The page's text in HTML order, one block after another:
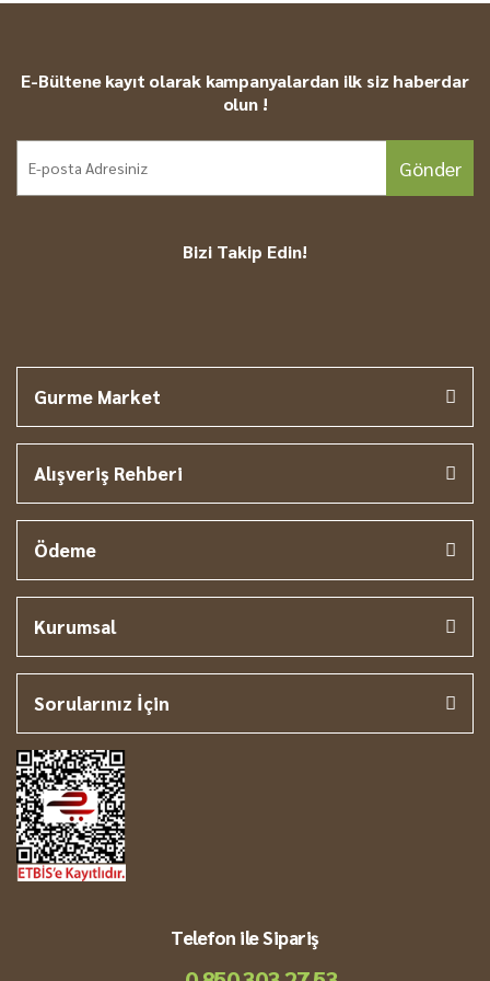
kapınızdadır.
ile yapabilirsiniz. Havale veya EFT ile ödemelerde
GÖNDERİM ŞEHRİ:
Tüm ürünlerimiz Gaziantep'ten
gönderilmektedir.
E-Bültene kayıt olarak kampanyalardan ilk siz haberdar
olun !
Gönder
Bizi Takip Edin!
Gurme Market
Alışveriş Rehberi
Ödeme
Kurumsal
Sorularınız İçin
Telefon ile Sipariş